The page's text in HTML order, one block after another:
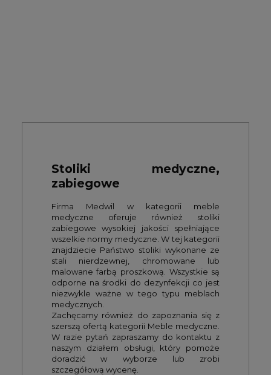
Stoliki medyczne,
zabiegowe
Firma Medwil w kategorii meble
medyczne oferuje również stoliki
zabiegowe wysokiej jakości spełniające
wszelkie normy medyczne. W tej kategorii
znajdziecie Państwo stoliki wykonane ze
stali nierdzewnej, chromowane lub
malowane farbą proszkową. Wszystkie są
odporne na środki do dezynfekcji co jest
niezwykle ważne w tego typu meblach
medycznych.
Zachęcamy również do zapoznania się z
szerszą ofertą kategorii Meble medyczne.
W razie pytań zapraszamy do kontaktu z
naszym działem obsługi, który pomoże
doradzić w wyborze lub zrobi
szczegółową wycenę.